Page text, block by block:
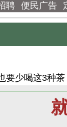
聘 便民广告
要少喝这3种茶